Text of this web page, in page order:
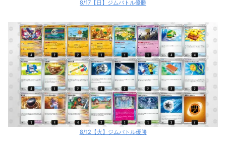
8/17【日】ジムバトル優勝
8/12【火】ジムバトル優勝